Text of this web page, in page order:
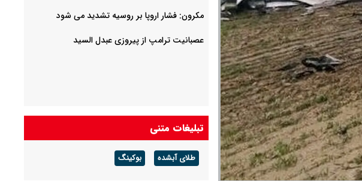
مکرون: فشار اروپا بر روسیه تشدید می شود
عصبانیت ترامپ از پیروزی عبدل السید
تبلیغات متنی
طلای آبشده بوکینگ